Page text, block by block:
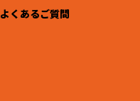
よくあるご質問